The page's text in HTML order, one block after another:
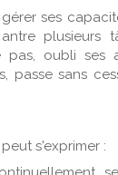
ses
plusieurs
pas, oubli ses
passe sans
s'exprimer :